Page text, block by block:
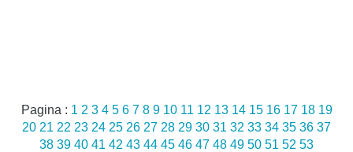
Pagina : 1 2 3 4 5 6 7 8 9 10 11 12 13 14 15 16 17 18 19
20 21 22 23 24 25 26 27 28 29 30 31 32 33 34 35 36 37
38 39 40 41 42 43 44 45 46 47 48 49 50 51 52 53